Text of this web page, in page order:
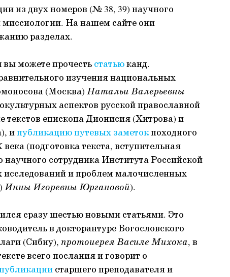
из двух номеров (№ 38, 39) научного
На нашем сайте они
разделах.
вы можете прочесть статьюканд.
изучения национальных
(Москва)Натальи Валерьевны
аспектов русской православной
епископа Дионисия (Хитрова) и
ипубликацию путевых заметокпоходного
(подготовка текста, вступительная
сотрудника Института Российской
и проблем малочисленных
Инны Игоревны Юргановой).
сразу шестью новыми статьями. Это
в докторантуре Богословского
(Сибиу), протоиерея Василе Михока, в
всего послания и говорит о
старшего преподавателя и